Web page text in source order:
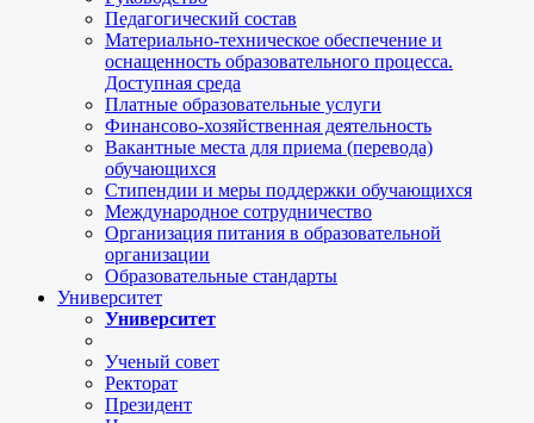
Педагогический состав
Материально-техническое обеспечение и
оснащенность образовательного процесса.
Доступная среда
Платные образовательные услуги
Финансово-хозяйственная деятельность
Вакантные места для приема (перевода)
обучающихся
Стипендии и меры поддержки обучающихся
Международное сотрудничество
Организация питания в образовательной
организации
Образовательные стандарты
Университет
Университет
Ученый совет
Ректорат
Президент